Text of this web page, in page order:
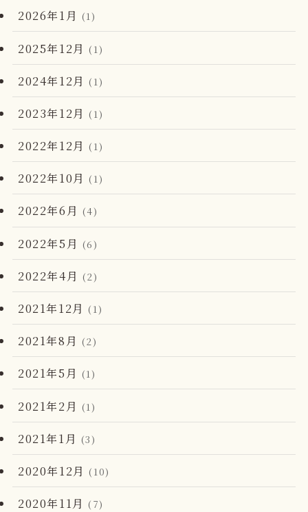
2026年1月 (1)
2025年12月 (1)
2024年12月 (1)
2023年12月 (1)
2022年12月 (1)
2022年10月 (1)
2022年6月 (4)
2022年5月 (6)
2022年4月 (2)
2021年12月 (1)
2021年8月 (2)
2021年5月 (1)
2021年2月 (1)
2021年1月 (3)
2020年12月 (10)
2020年11月 (7)